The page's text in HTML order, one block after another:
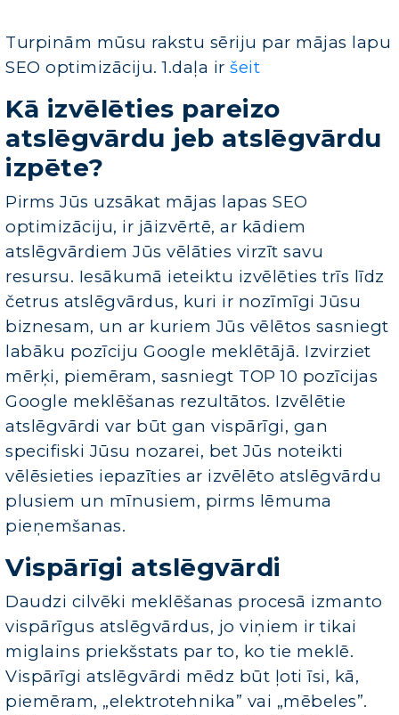
Turpinām mūsu rakstu sēriju par mājas lapu
SEO optimizāciju. 1.daļa iršeit
Kā izvēlēties pareizo
atslēgvārdu jeb atslēgvārdu
izpēte?
Pirms Jūs uzsākat mājas lapas SEO
optimizāciju, ir jāizvērtē, ar kādiem
atslēgvārdiem Jūs vēlāties virzīt savu
resursu. Iesākumā ieteiktu izvēlēties trīs līdz
četrus atslēgvārdus, kuri ir nozīmīgi Jūsu
biznesam, un ar kuriem Jūs vēlētos sasniegt
labāku pozīciju Google meklētājā. Izvirziet
mērķi, piemēram, sasniegt TOP 10 pozīcijas
Google meklēšanas rezultātos. Izvēlētie
atslēgvārdi var būt gan vispārīgi, gan
specifiski Jūsu nozarei, bet Jūs noteikti
vēlēsieties iepazīties ar izvēlēto atslēgvārdu
plusiem un mīnusiem, pirms lēmuma
pieņemšanas.
Vispārīgi atslēgvārdi
Daudzi cilvēki meklēšanas procesā izmanto
vispārīgus atslēgvārdus, jo viņiem ir tikai
miglains priekšstats par to, ko tie meklē.
Vispārīgi atslēgvārdi mēdz būt ļoti īsi, kā,
piemēram, „elektrotehnika” vai „mēbeles”.